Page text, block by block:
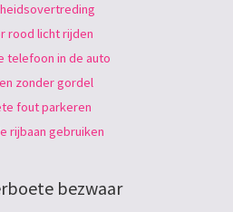
rood licht rijden
telefoon in de auto
zonder gordel
fout parkeren
rijbaan gebruiken
bezwaar